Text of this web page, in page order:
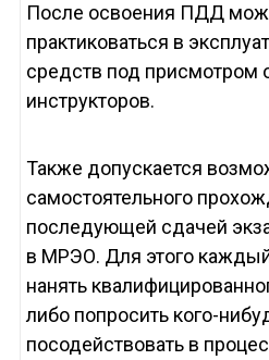
После освоения ПДД
практиковаться в
средств под присмотром
инструкторов.
Также допускается
самостоятельного
последующей сдачей
в МРЭО. Для этого
нанять
либо попросить кого-
посодействовать в